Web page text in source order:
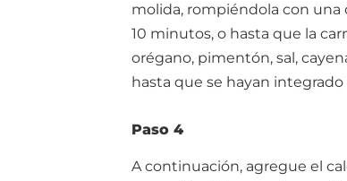
molida, rompiéndola con
10 minutos, o hasta que la
orégano, pimentón, sal,
hasta que se hayan
Paso 4
A continuación, agregue el